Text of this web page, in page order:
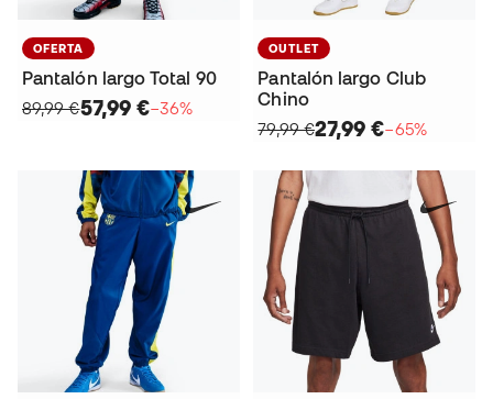
OFERTA
Pantalón largo Total 90
89,99 €57,99 €−36%
OUTLET
Pantalón largo Club
Chino
79,99 €27,99 €−65%